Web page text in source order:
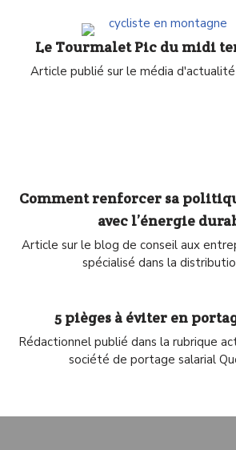
Le Tourmalet Pic du midi
Article publié sur le média
Comment renforcer sa
avec l’énergie
Article sur le blog de conseil aux
spécialisé dans la
5 pièges à éviter en
Rédactionnel publié dans la rubrique
société de portage salarial